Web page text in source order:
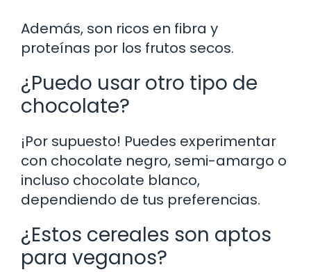
Además, son ricos en fibra y
proteínas por los frutos secos.
¿Puedo usar otro tipo de
chocolate?
¡Por supuesto! Puedes experimentar
con chocolate negro, semi-amargo o
incluso chocolate blanco,
dependiendo de tus preferencias.
¿Estos cereales son aptos
para veganos?